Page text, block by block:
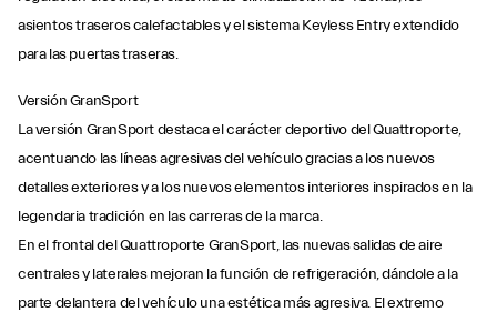
asientos traseros calefactables y el sistema Keyless Entry extendido
para las puertas traseras.
Versión GranSport
La versión GranSport destaca el carácter deportivo del Quattroporte,
acentuando las líneas agresivas del vehículo gracias a los nuevos
detalles exteriores y a los nuevos elementos interiores inspirados en la
legendaria tradición en las carreras de la marca.
En el frontal del Quattroporte GranSport, las nuevas salidas de aire
centrales y laterales mejoran la función de refrigeración, dándole a la
parte delantera del vehículo una estética más agresiva. El extremo